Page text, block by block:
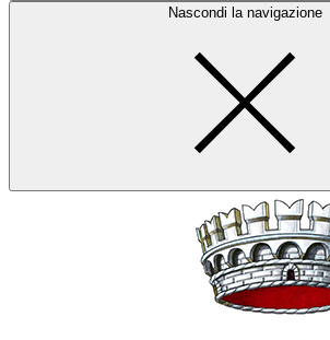
Nascondi la navigazione